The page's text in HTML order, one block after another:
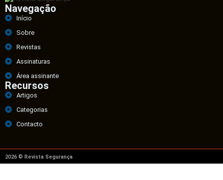
Navegação
Início
Sobre
Revistas
Assinaturas
Área assinante
Recursos
Artigos
Categorias
Contacto
2026 © Revista Segurança